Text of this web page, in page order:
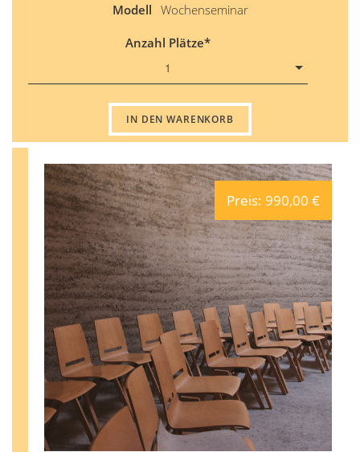
Modell Wochenseminar
Anzahl Plätze
1
IN DEN WARENKORB
Preis: 990,00 €